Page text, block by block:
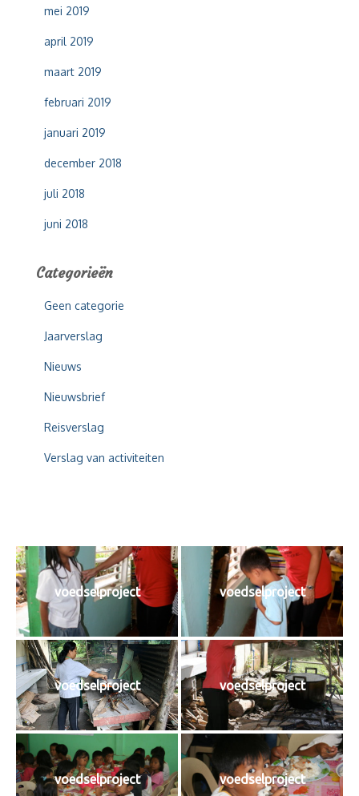
mei 2019
april 2019
maart 2019
februari 2019
januari 2019
december 2018
juli 2018
juni 2018
Categorieën
Geen categorie
Jaarverslag
Nieuws
Nieuwsbrief
Reisverslag
Verslag van activiteiten
voedselproject voedselproject
voedselproject voedselproject
voedselproject voedselproject